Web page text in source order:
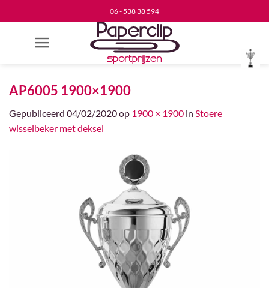
naar
06 - 538 38 594
AP6005 1900×1900
Gepubliceerd 04/02/2020op 1900 × 1900 in Stoere
wisselbeker met deksel